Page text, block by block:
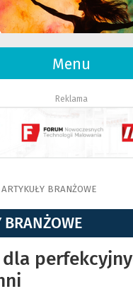
Menu
Reklama
ARTYKUŁY BRANŻOWE
BRANŻOWE